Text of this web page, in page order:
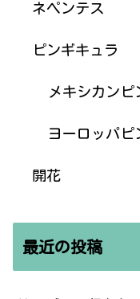
ネペンテス
ピンギキュラ
メキシカンピ
ヨーロッパピ
開花
最近の投稿